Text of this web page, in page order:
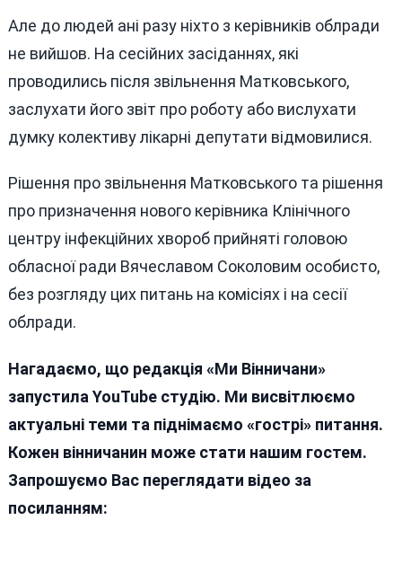
Але до людей ані разу ніхто з керівників облради
не вийшов. На сесійних засіданнях, які
проводились після звільнення Матковського,
заслухати його звіт про роботу або вислухати
думку колективу лікарні депутати відмовилися.
Рішення про звільнення Матковського та рішення
про призначення нового керівника Клінічного
центру інфекційних хвороб прийняті головою
обласної ради Вячеславом Соколовим особисто,
без розгляду цих питань на комісіях і на сесії
облради.
Нагадаємо, що редакція «Ми Вінничани»
запустила YouTube студію. Ми висвітлюємо
актуальні теми та піднімаємо «гострі» питання.
Кожен вінничанин може стати нашим гостем.
Запрошуємо Вас переглядати відео за
посиланням: